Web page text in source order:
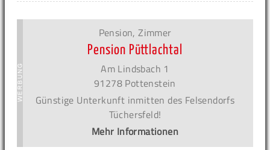
Pension, Zimmer
Pension Püttlachtal
Am Lindsbach 1
91278 Pottenstein
Günstige Unterkunft inmitten des Felsendorfs
Tüchersfeld!
Mehr Informationen